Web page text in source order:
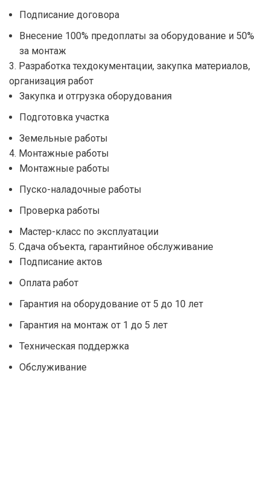
Подписание договора
Внесение 100% предоплаты за оборудование и 50%
за монтаж
3. Разработка техдокументации, закупка материалов,
организация работ
Закупка и отгрузка оборудования
Подготовка участка
Земельные работы
4. Монтажные работы
Монтажные работы
Пуско-наладочные работы
Проверка работы
Мастер-класс по эксплуатации
5. Сдача объекта, гарантийное обслуживание
Подписание актов
Оплата работ
Гарантия на оборудование от 5 до 10 лет
Гарантия на монтаж от 1 до 5 лет
Техническая поддержка
Обслуживание